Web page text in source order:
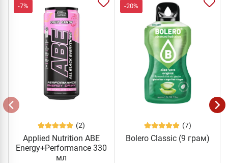
-7%
(2)
Applied Nutrition ABE
Energy+Performance 330
мл
-20%
(7)
Bolero Classic (9 грам)